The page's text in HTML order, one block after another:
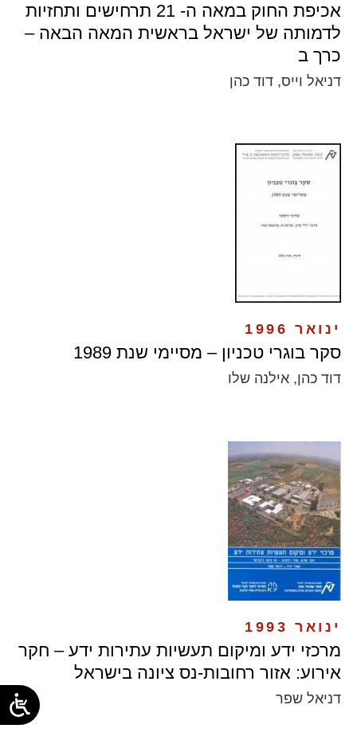
אכיפת החוק במאה ה- 21 תרחישים ותחזיות
לדמותה של ישראל בראשית המאה הבאה –
כרך ב
דניאל וייס, דוד כהן
ינואר 1996
סקר בוגרי טכניון – מסיימי שנת 1989
דוד כהן, אילנה שלו
ינואר 1993
מרכזי ידע ומיקום תעשיות עתירות ידע – חקר
אירוע: אזור רחובות-נס ציונה בישראל
דניאל שפר